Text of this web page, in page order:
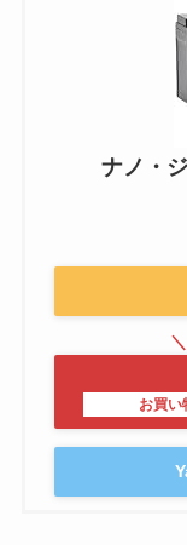
ナノ・